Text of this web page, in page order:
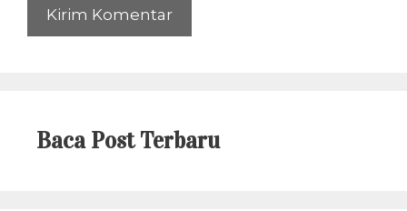
Baca Post Terbaru